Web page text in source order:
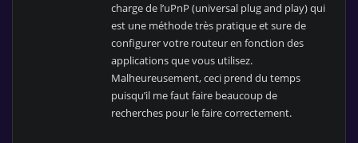
charge de l’uPnP (universal plug and play) qui
est une méthode très pratique et sure de
configurer votre routeur en fonction des
applications que vous utilisez.
Malheureusement, ceci prend du temps
puisqu’il me faut faire beaucoup de
recherches pour le faire correctement.